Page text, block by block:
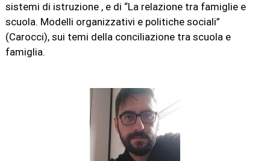
sistemi di istruzione , e di “La relazione tra famiglie e
scuola. Modelli organizzativi e politiche sociali”
(Carocci), sui temi della conciliazione tra scuola e
famiglia.